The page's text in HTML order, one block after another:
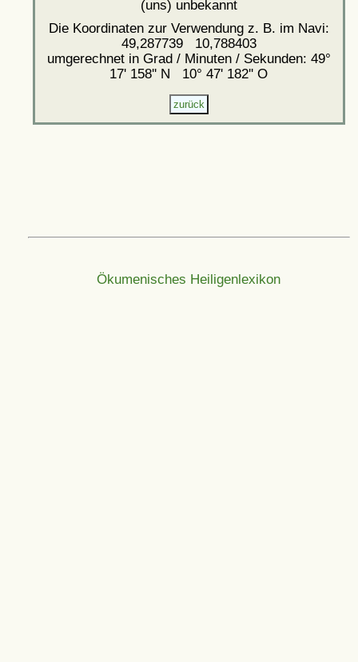
(uns) unbekannt
Die Koordinaten zur Verwendung z. B. im Navi:
49,287739 10,788403
umgerechnet in Grad / Minuten / Sekunden: 49°
17' 158'' N 10° 47' 182'' O
Ökumenisches Heiligenlexikon